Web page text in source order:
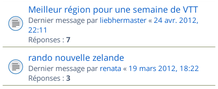
Meilleur région pour une semaine de VTT
Dernier message par liebhermaster « 24 avr. 2012,
22:11
Réponses : 7
rando nouvelle zelande
Dernier message par renata « 19 mars 2012, 18:22
Réponses : 3